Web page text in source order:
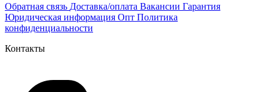
Обратная связь Доставка/оплата Вакансии Гарантия
Юридическая информация Опт Политика
конфиденциальности
Контакты